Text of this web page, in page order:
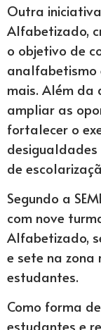
Outra
Alfabetizado,
o objetivo de
analfabetismo
mais. Além da
ampliar as
fortalecer o
de
Segundo a
com nove
Alfabetizado,
e sete na
estudantes.
Como forma
estudantes e